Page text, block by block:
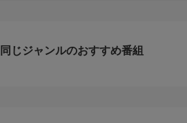
同じジャンルのおすすめ番組